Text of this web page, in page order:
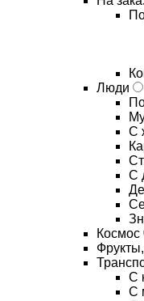
Люди
С
С
Космос
С
С